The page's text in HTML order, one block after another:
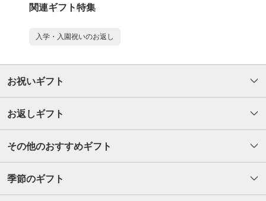
関連ギフト特集
入学・入園祝いのお返し
お祝いギフト
お返しギフト
その他のおすすめギフト
季節のギフト